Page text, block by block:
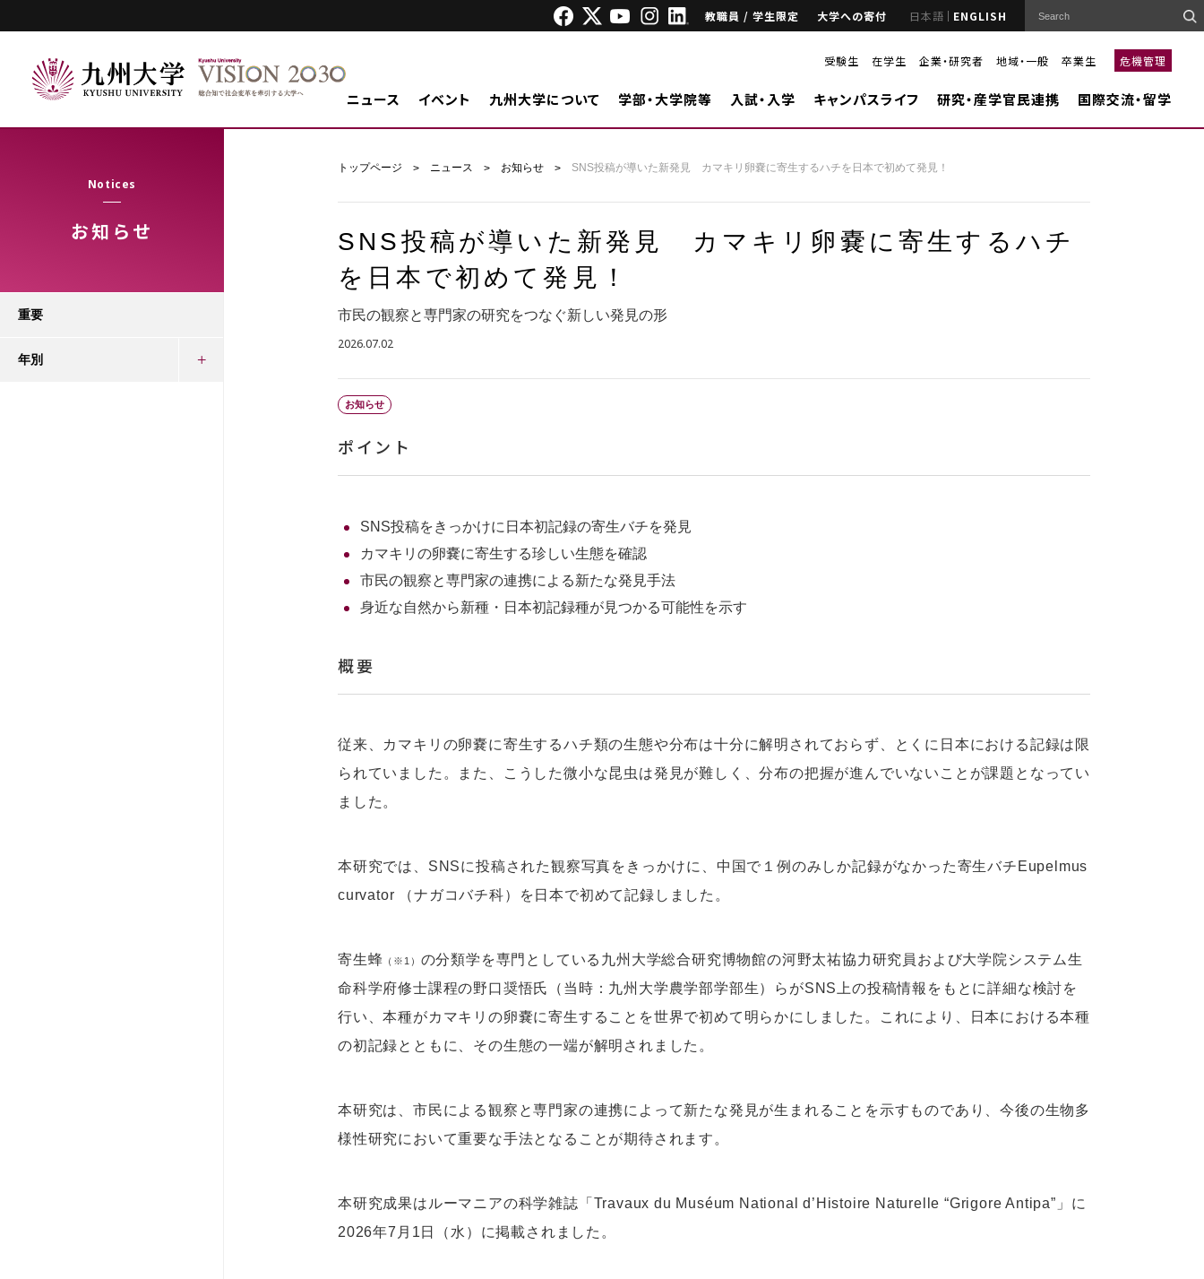
教職員 / 学生限定 大学への寄付 日本語 ENGLISH
受験生 在学生 企業・研究者 地域・一般 卒業生 危機管理
ニュース イベント 九州大学について 学部・大学院等 入試・入学 キャンパスライフ 研究・産学官民連携 国際交流・留学
Notices
お知らせ
トップページ ニュース お知らせ SNS投稿が導いた新発見 カマキリ卵嚢に寄生するハチを日本で初めて発見！
SNS投稿が導いた新発見 カマキリ卵嚢に寄生するハチ
を日本で初めて発見！
市民の観察と専門家の研究をつなぐ新しい発見の形
2026.07.02
お知らせ
ポイント
SNS投稿をきっかけに日本初記録の寄生バチを発見
カマキリの卵嚢に寄生する珍しい生態を確認
市民の観察と専門家の連携による新たな発見手法
身近な自然から新種・日本初記録種が見つかる可能性を示す
概要
従来、カマキリの卵嚢に寄生するハチ類の生態や分布は十分に解明されておらず、とくに日本における記録は限
られていました。また、こうした微小な昆虫は発見が難しく、分布の把握が進んでいないことが課題となってい
ました。
本研究では、SNSに投稿された観察写真をきっかけに、中国で１例のみしか記録がなかった寄生バチEupelmus
curvator （ナガコバチ科）を日本で初めて記録しました。
寄生蜂 （※1） の分類学を専門としている九州大学総合研究博物館の河野太祐協力研究員および大学院システム生
命科学府修士課程の野口奨悟氏（当時：九州大学農学部学部生）らがSNS上の投稿情報をもとに詳細な検討を
行い、本種がカマキリの卵嚢に寄生することを世界で初めて明らかにしました。これにより、日本における本種
の初記録とともに、その生態の一端が解明されました。
本研究は、市民による観察と専門家の連携によって新たな発見が生まれることを示すものであり、今後の生物多
様性研究において重要な手法となることが期待されます。
本研究成果はルーマニアの科学雑誌「Travaux du Muséum National d’Histoire Naturelle “Grigore Antipa”」に
2026年7月1日（水）に掲載されました。
重要
年別